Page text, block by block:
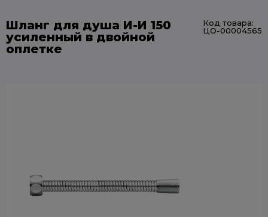
Шланг для душа И-И 150
усиленный в двойной
оплетке
Код товара:
ЦО-00004565